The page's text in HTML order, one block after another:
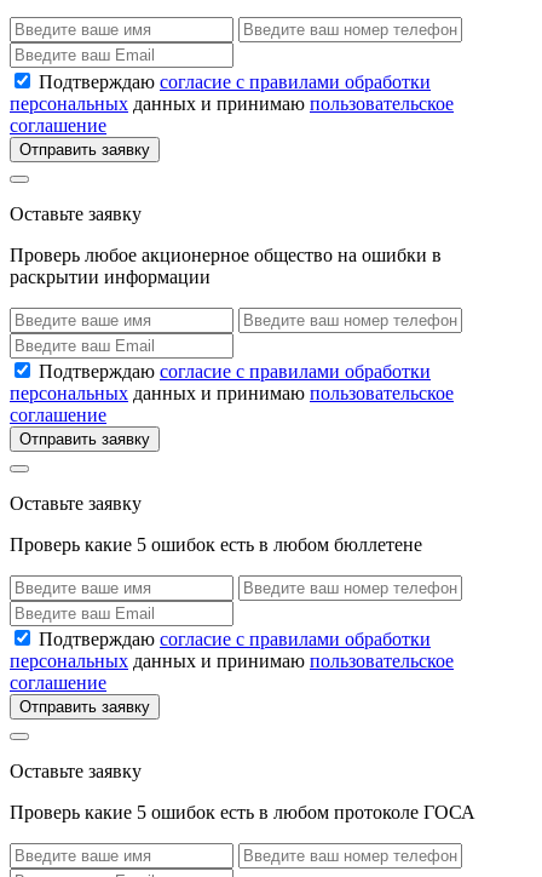
Подтверждаю согласие с правилами обработки
персональных данных и принимаю пользовательское
соглашение
Отправить заявку
Оставьте заявку
Проверь любое акционерное общество на ошибки в
раскрытии информации
Подтверждаю согласие с правилами обработки
персональных данных и принимаю пользовательское
соглашение
Отправить заявку
Оставьте заявку
Проверь какие 5 ошибок есть в любом бюллетене
Подтверждаю согласие с правилами обработки
персональных данных и принимаю пользовательское
соглашение
Отправить заявку
Оставьте заявку
Проверь какие 5 ошибок есть в любом протоколе ГОСА